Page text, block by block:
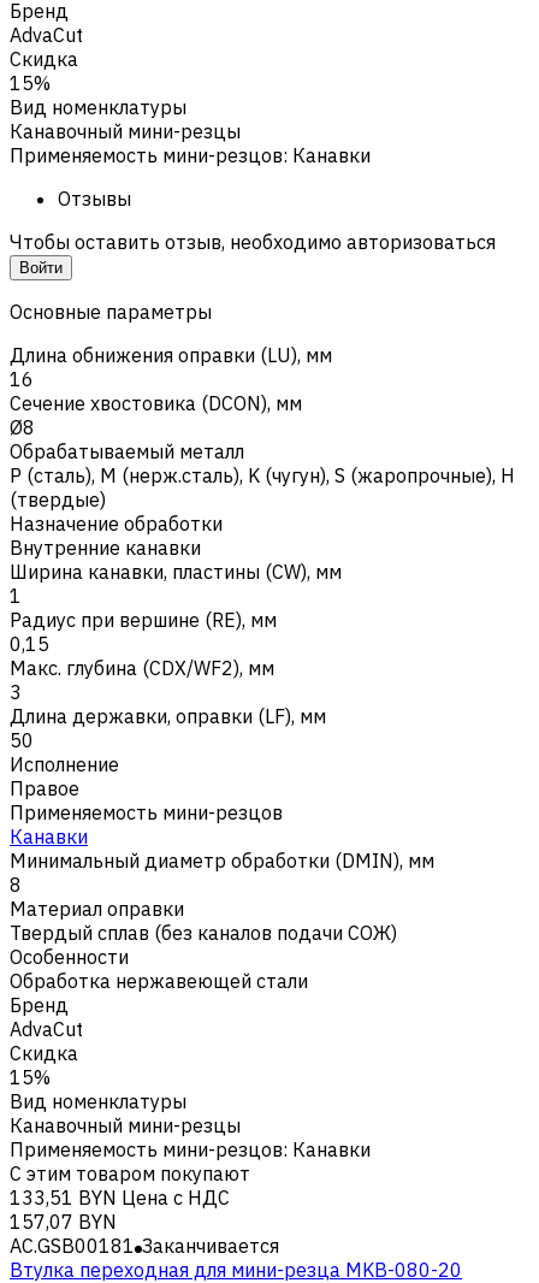
Бренд
AdvaCut
Скидка
15%
Вид номенклатуры
Канавочный мини-резцы
Применяемость мини-резцов: Канавки
Отзывы
Чтобы оставить отзыв, необходимо авторизоваться
Войти
Основные параметры
Длина обнижения оправки (LU), мм
16
Сечение хвостовика (DCON), мм
Ø8
Обрабатываемый металл
Р (сталь), M (нерж.сталь), K (чугун), S (жаропрочные), H
(твердые)
Назначение обработки
Внутренние канавки
Ширина канавки, пластины (CW), мм
1
Радиус при вершине (RE), мм
0,15
Макс. глубина (CDX/WF2), мм
3
Длина державки, оправки (LF), мм
50
Исполнение
Правое
Применяемость мини-резцов
Канавки
Минимальный диаметр обработки (DMIN), мм
8
Материал оправки
Твердый сплав (без каналов подачи СОЖ)
Особенности
Обработка нержавеющей стали
Бренд
AdvaCut
Скидка
15%
Вид номенклатуры
Канавочный мини-резцы
Применяемость мини-резцов: Канавки
С этим товаром покупают
133,51 BYN Цена с НДС
157,07 BYN
AC.GSB00181 Заканчивается
Втулка переходная для мини-резца MKB-080-20